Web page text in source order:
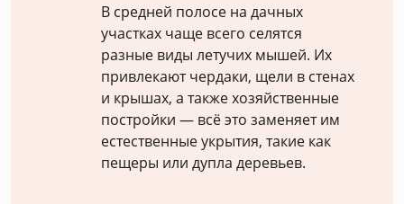
В средней полосе на дачных
участках чаще всего селятся
разные виды летучих мышей. Их
привлекают чердаки, щели в стенах
и крышах, а также хозяйственные
постройки — всё это заменяет им
естественные укрытия, такие как
пещеры или дупла деревьев.